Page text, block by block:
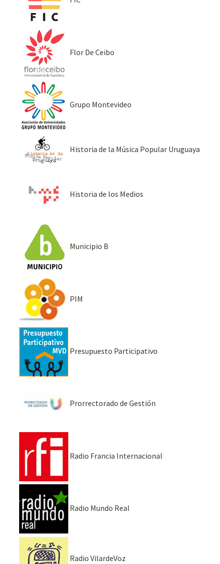
Flor De Ceibo
Grupo Montevideo
Historia de la Música Popular Uruguaya
Historia de los Medios
Municipio B
PIM
Presupuesto Participativo
Prorrectorado de Gestión
Radio Francia Internacional
Radio Mundo Real
Radio VilardeVoz